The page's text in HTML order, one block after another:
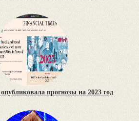
прогнозы на 2023 год